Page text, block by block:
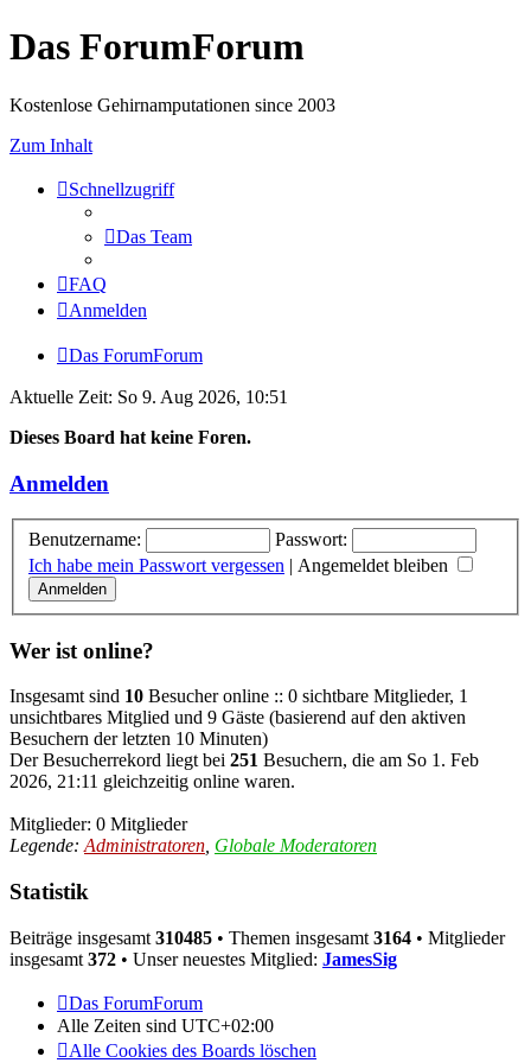
Das ForumForum
Kostenlose Gehirnamputationen since 2003
Zum Inhalt
Schnellzugriff
Das Team
FAQ
Anmelden
Das ForumForum
Aktuelle Zeit: So 9. Aug 2026, 10:51
Dieses Board hat keine Foren.
Anmelden
Benutzername:
Passwort:
Ich habe mein Passwort vergessen | Angemeldet bleiben
Wer ist online?
Insgesamt sind 10 Besucher online :: 0 sichtbare Mitglieder, 1
unsichtbares Mitglied und 9 Gäste (basierend auf den aktiven
Besuchern der letzten 10 Minuten)
Der Besucherrekord liegt bei 251 Besuchern, die am So 1. Feb
2026, 21:11 gleichzeitig online waren.
Mitglieder: 0 Mitglieder
Legende: Administratoren Globale Moderatoren
Statistik
Beiträge insgesamt 310485 • Themen insgesamt 3164 • Mitglieder
insgesamt 372 • Unser neuestes Mitglied: JamesSig
Das ForumForum
Alle Zeiten sind UTC+02:00
Alle Cookies des Boards löschen